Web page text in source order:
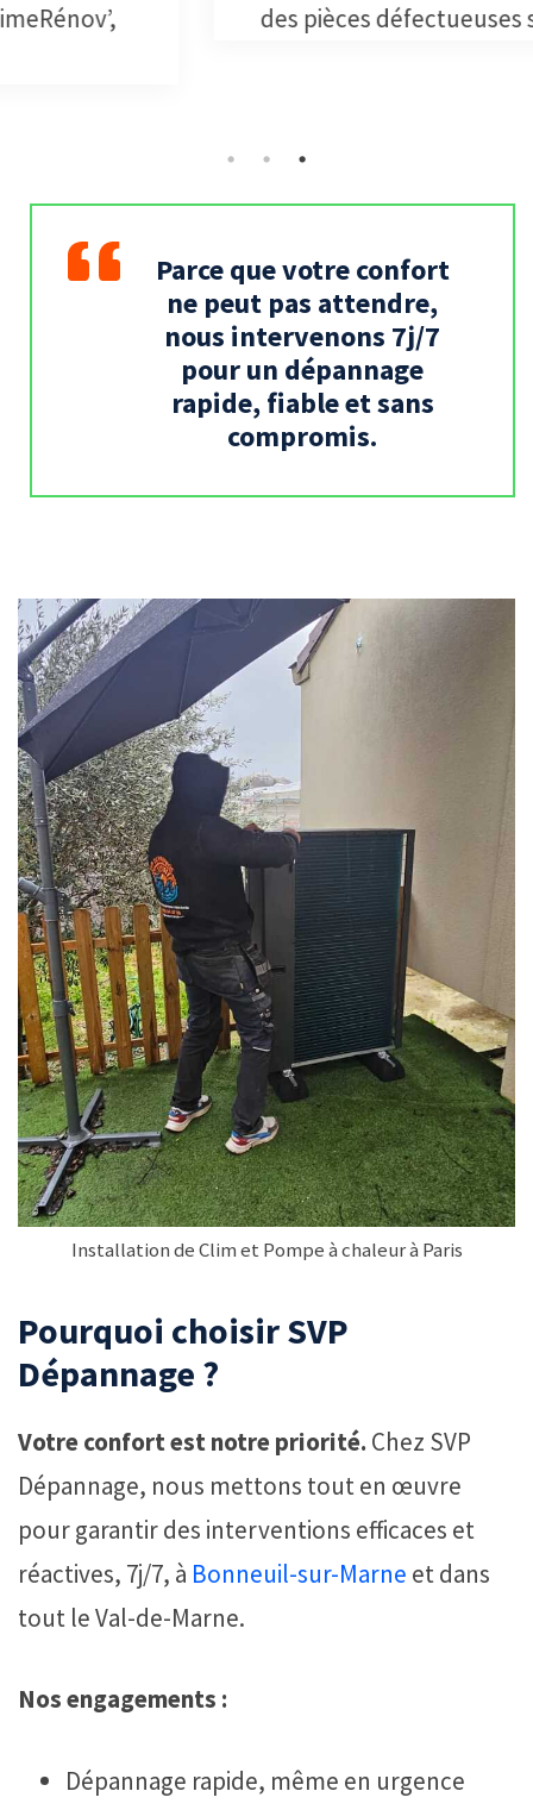
des pièces défectueuses si nécessaire.
Parce que votre confort
ne peut pas attendre,
nous intervenons 7j/7
pour un dépannage
rapide, fiable et sans
compromis.
Installation de Clim et Pompe à chaleur à Paris
Pourquoi choisir SVP
Dépannage ?
Votre confort est notre priorité. Chez SVP
Dépannage, nous mettons tout en œuvre
pour garantir des interventions efficaces et
réactives, 7j/7, à Bonneuil-sur-Marne et dans
tout le Val-de-Marne.
Nos engagements :
Dépannage rapide, même en urgence